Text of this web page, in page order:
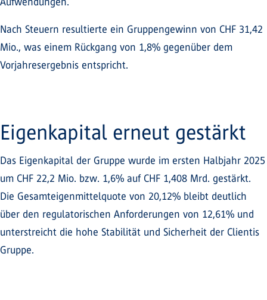
Nach Steuern resultierte ein Gruppengewinn von CHF 31,42
Mio., was einem Rückgang von 1,8% gegenüber dem
Vorjahresergebnis entspricht.
Eigenkapital erneut gestärkt
Das Eigenkapital der Gruppe wurde im ersten Halbjahr 2025
um CHF 22,2 Mio. bzw. 1,6% auf CHF 1,408 Mrd. gestärkt.
Die Gesamteigenmittelquote von 20,12% bleibt deutlich
über den regulatorischen Anforderungen von 12,61% und
unterstreicht die hohe Stabilität und Sicherheit der Clientis
Gruppe.